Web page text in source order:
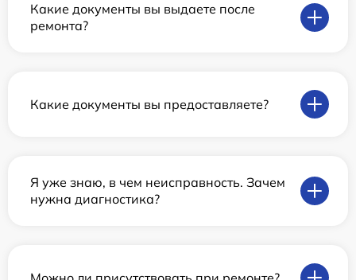
Какие документы вы выдаете после
ремонта?
Какие документы вы предоставляете?
Я уже знаю, в чем неисправность. Зачем
нужна диагностика?